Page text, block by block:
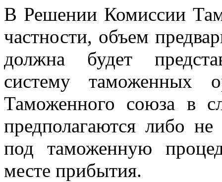
В Решении Комиссии
частности, объем
должна будет
систему таможенных
Таможенного союза в
предполагаются либо
под таможенную
месте прибытия.